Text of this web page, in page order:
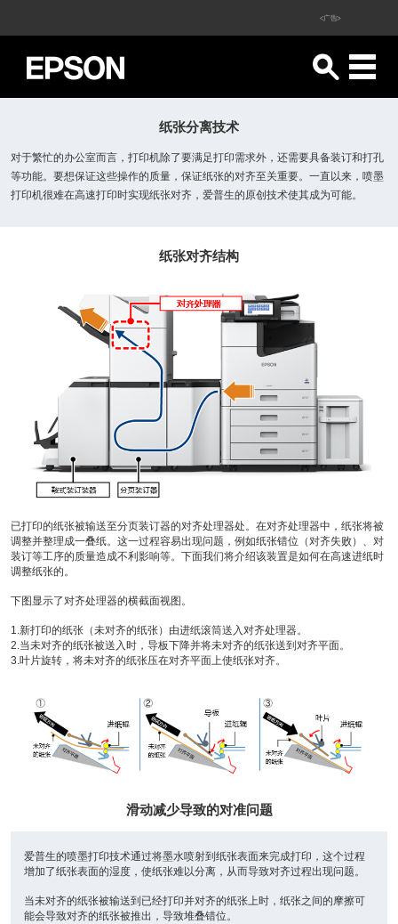
<广告>
纸张分离技术
对于繁忙的办公室而言，打印机除了要满足打印需求外，还需要具备装订和打孔
等功能。要想保证这些操作的质量，保证纸张的对齐至关重要。一直以来，喷墨
打印机很难在高速打印时实现纸张对齐，爱普生的原创技术使其成为可能。
纸张对齐结构
已打印的纸张被输送至分页装订器的对齐处理器处。在对齐处理器中，纸张将被
调整并整理成一叠纸。这一过程容易出现问题，例如纸张错位（对齐失败）、对
装订等工序的质量造成不利影响等。下面我们将介绍该装置是如何在高速进纸时
调整纸张的。
下图显示了对齐处理器的横截面视图。
1.新打印的纸张（未对齐的纸张）由进纸滚筒送入对齐处理器。
2.当未对齐的纸张被送入时，导板下降并将未对齐的纸张送到对齐平面。
3.叶片旋转，将未对齐的纸张压在对齐平面上使纸张对齐。
滑动减少导致的对准问题
爱普生的喷墨打印技术通过将墨水喷射到纸张表面来完成打印，这个过程
增加了纸张表面的湿度，使纸张难以分离，从而导致对齐过程出现问题。
当未对齐的纸张被输送到已经打印并对齐的纸张上时，纸张之间的摩擦可
能会导致对齐的纸张被推出，导致堆叠错位。